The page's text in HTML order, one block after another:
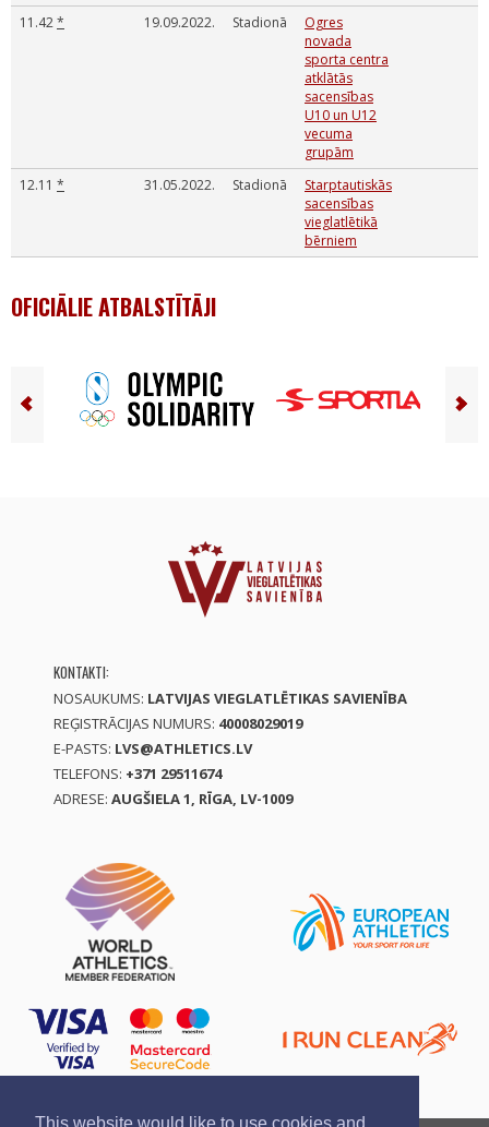
11.42* 19.09.2022. Stadionā
Ogres
novada
sporta centra
atklātās
sacensības
U10 un U12
vecuma
grupām
12.11 * 31.05.2022. Stadionā
Starptautiskās
sacensības
vieglatlētikā
bērniem
OFICIĀLIE ATBALSTĪTĀJI
KONTAKTI:
NOSAUKUMS: LATVIJAS VIEGLATLĒTIKAS SAVIENĪBA
REĢISTRĀCIJAS NUMURS: 40008029019
E-PASTS: LVS@ATHLETICS.LV
TELEFONS: +371 29511674
ADRESE: AUGŠIELA 1, RĪGA, LV-1009